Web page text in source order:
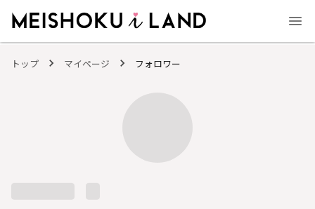
トップ マイページ フォロワー